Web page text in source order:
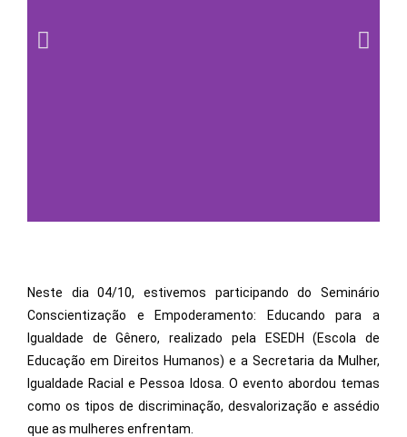
Neste dia 04/10, estivemos participando do Seminário
Conscientização e Empoderamento: Educando para a
Igualdade de Gênero, realizado pela ESEDH (Escola de
Educação em Direitos Humanos) e a Secretaria da Mulher,
Igualdade Racial e Pessoa Idosa. O evento abordou temas
como os tipos de discriminação, desvalorização e assédio
que as mulheres enfrentam.